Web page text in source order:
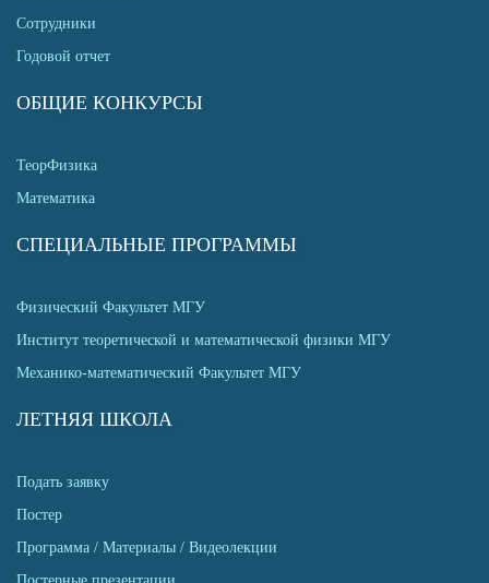
Сотрудники
Годовой отчет
ОБЩИЕ КОНКУРСЫ
ТеорФизика
Математика
СПЕЦИАЛЬНЫЕ ПРОГРАММЫ
Физический Факультет МГУ
Институт теоретической и математической физики МГУ
Механико-математический Факультет МГУ
ЛЕТНЯЯ ШКОЛА
Подать заявку
Постер
Программа / Материалы / Видеолекции